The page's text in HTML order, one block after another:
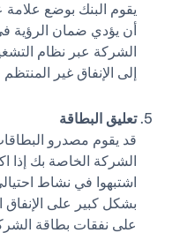
يقوم البنك بوضع
أن يؤدي ضمان الرؤية
الشركة عبر نظام
إلى الإنفاق غير
تعليق البطاقة
قد يقوم مصدرو
الشركة الخاصة بك إذا
اشتبهوا في نشاط
بشكل كبير على
على نفقات بطاقة